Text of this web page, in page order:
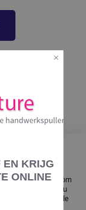
EN KRIJG
ONLINE
om
te tonen en om u
informatie over de